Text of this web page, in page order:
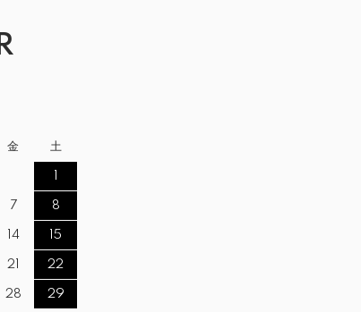
金 土
7 8
14 15
21 22
28 29